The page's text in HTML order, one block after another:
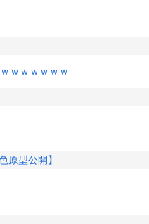
ｗｗｗｗｗｗ
原型公開】